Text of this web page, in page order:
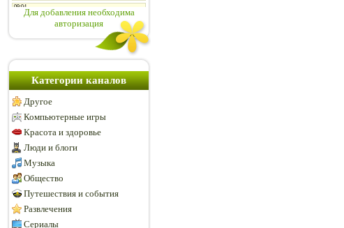
Для добавления необходима
авторизация
Категории каналов
Другое
Компьютерные игры
Красота и здоровье
Люди и блоги
Музыка
Общество
Путешествия и события
Развлечения
Сериалы